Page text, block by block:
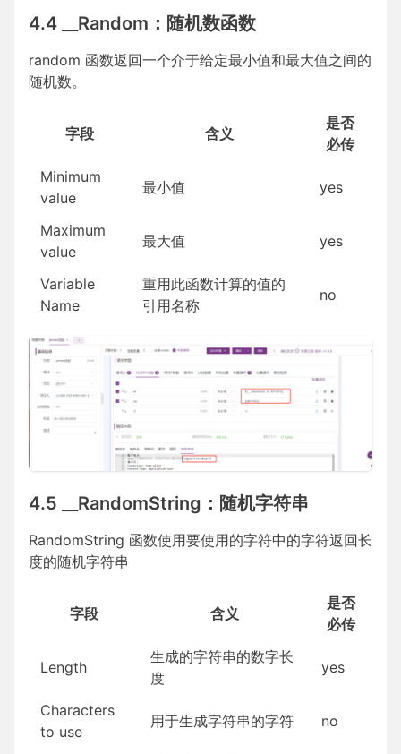
4.4 __Random：随机数函数
random 函数返回一个介于给定最小值和最大值之间的
随机数。
字段 含义
是否
必传
Minimum
value
最小值 yes
Maximum
value
最大值 yes
Variable
Name
重用此函数计算的值的
引用名称
no
4.5 __RandomString：随机字符串
RandomString 函数使用要使用的字符中的字符返回长
度的随机字符串
字段 含义
是否
必传
Length
生成的字符串的数字长
度
yes
Characters
to use
用于生成字符串的字符 no